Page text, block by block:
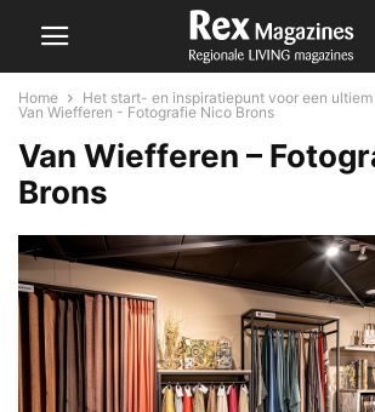
Home
Het start- en inspiratiepunt voor een
Van Wiefferen - Fotografie Nico Brons
Van Wiefferen –
Brons